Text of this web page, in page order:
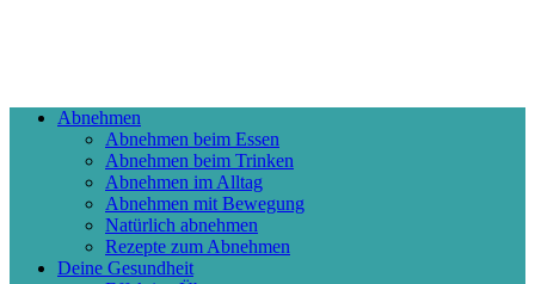
Abnehmen
Abnehmen beim Essen
Abnehmen beim Trinken
Abnehmen im Alltag
Abnehmen mit Bewegung
Natürlich abnehmen
Rezepte zum Abnehmen
Deine Gesundheit